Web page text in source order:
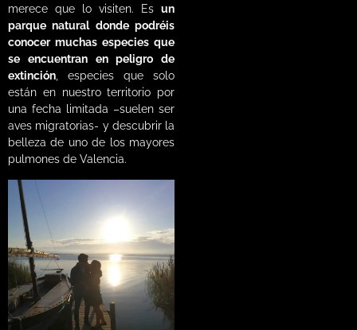
merece que lo visiten. Esun
parque natural donde podréis
conocer muchas especies que
se encuentran en peligro de
extinción, especies que solo
están en nuestro territorio por
una fecha limitada –suelen ser
aves migratorias- y descubrir la
belleza de uno de los mayores
pulmones de Valencia.